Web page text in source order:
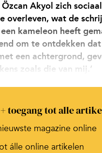
Akyol zich
overleven, wat de
kameleon heeft
om te ontdekken
een achtergrond,
zoals die van mij.’
toegang tot alle
magazine online
álle online artikelen